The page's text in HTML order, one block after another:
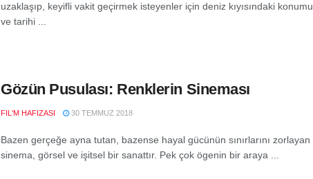
uzaklaşıp, keyifli vakit geçirmek isteyenler için deniz kıyısındaki konumu
ve tarihi ...
Gözün Pusulası: Renklerin Sineması
FIL'M HAFIZASI 30 TEMMUZ 2018
Bazen gerçeğe ayna tutan, bazense hayal gücünün sınırlarını zorlayan
sinema, görsel ve işitsel bir sanattır. Pek çok ögenin bir araya ...